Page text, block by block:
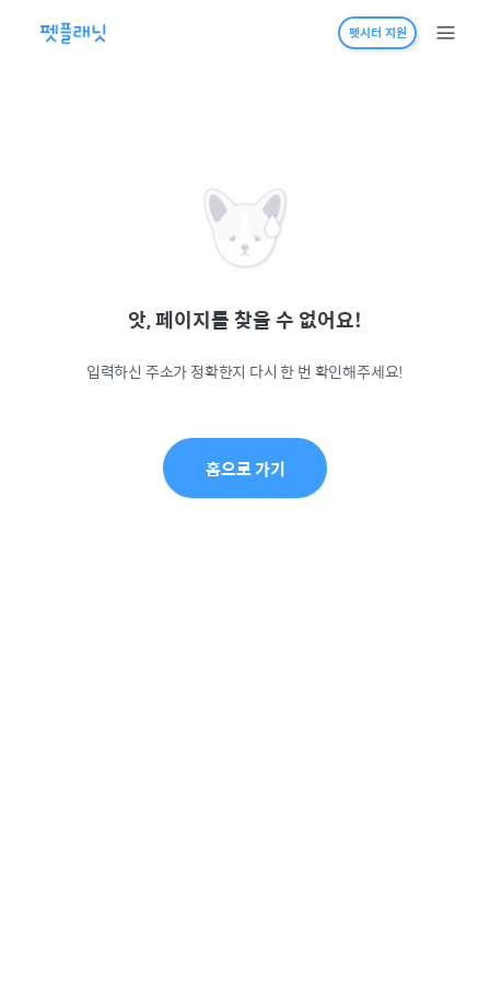
펫시터 지원
앗, 페이지를 찾을 수 없어요!
입력하신 주소가 정확한지 다시 한 번 확인해주세요!
홈으로 가기